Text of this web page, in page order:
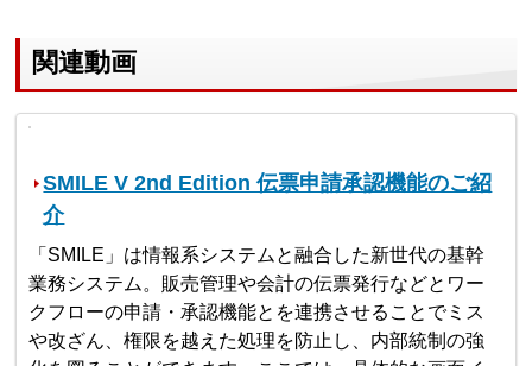
関連動画
SMILE V 2nd Edition 伝票申請承認機能のご紹
介
「SMILE」は情報系システムと融合した新世代の基幹
業務システム。販売管理や会計の伝票発行などとワー
クフローの申請・承認機能とを連携させることでミス
や改ざん、権限を越えた処理を防止し、内部統制の強